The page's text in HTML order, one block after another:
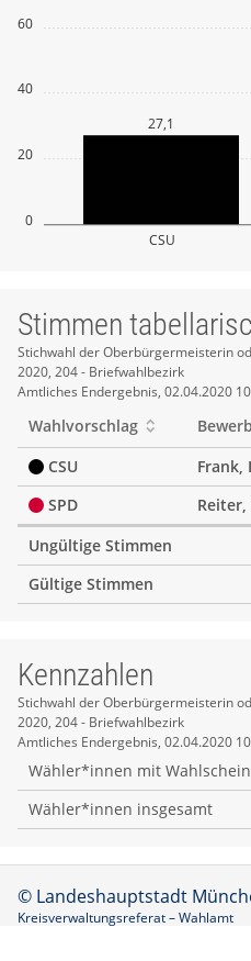
0
20
40
60
CSU
27,1
Stimmen
Stimmen
tabellarisch
Stichwahl der Oberbürgermeisterin
2020, 204 - Briefwahlbezirk
Amtliches Endergebnis, 02.04.2020
Wahlvorschlag
CSU
Frank,
SPD
Ungültige Stimmen
Gültige Stimmen
Kennzahlen
Kennzahlen
Stichwahl der Oberbürgermeisterin
2020, 204 - Briefwahlbezirk
Amtliches Endergebnis, 02.04.2020
Wähler*innen mit Wahlschein
Wähler*innen insgesamt
© Landeshauptstadt
Kreisverwaltungsreferat – Wahlamt